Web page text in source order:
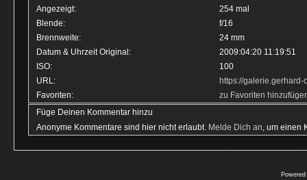
Angezeigt:
254 mal
Blende:
f/16
Brennweite:
24 mm
Datum & Uhrzeit Original:
2009:04:20 11:19:51
ISO:
100
URL:
https://
Favoriten:
zu Favoriten
Füge Deinen Kommentar hinzu
Anonyme Kommentare sind hier nicht erlaubt. Melde Dich an, um einen